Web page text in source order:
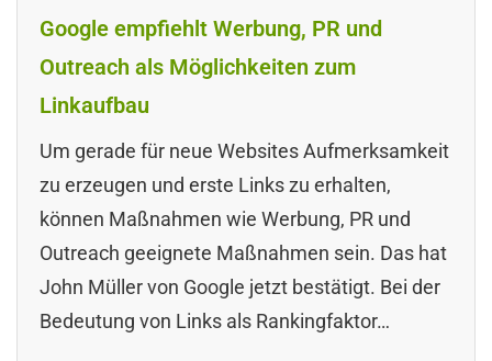
Google empfiehlt Werbung, PR und
Outreach als Möglichkeiten zum
Linkaufbau
Um gerade für neue Websites Aufmerksamkeit
zu erzeugen und erste Links zu erhalten,
können Maßnahmen wie Werbung, PR und
Outreach geeignete Maßnahmen sein. Das hat
John Müller von Google jetzt bestätigt. Bei der
Bedeutung von Links als Rankingfaktor…